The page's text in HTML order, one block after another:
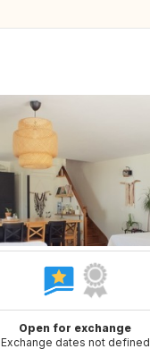
Open for exchange
Exchange dates not defined